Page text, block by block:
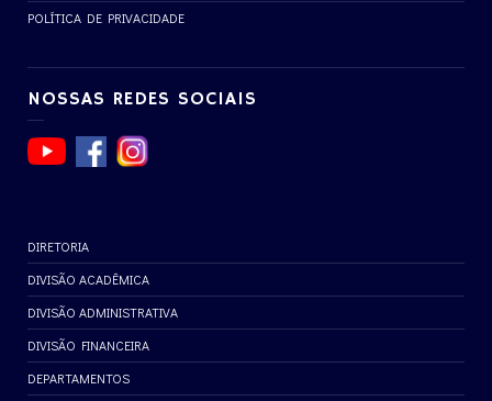
POLÍTICA DE PRIVACIDADE
NOSSAS REDES SOCIAIS
DIRETORIA
DIVISÃO ACADÊMICA
DIVISÃO ADMINISTRATIVA
DIVISÃO FINANCEIRA
DEPARTAMENTOS